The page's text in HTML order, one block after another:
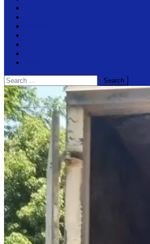
Search
for: